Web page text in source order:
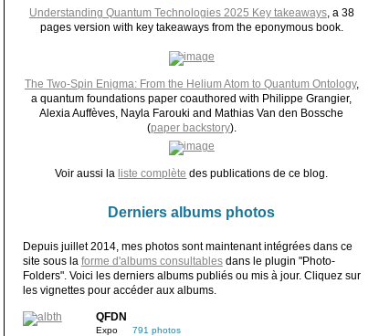
Understanding Quantum Technologies 2025 Key takeaways, a 38
pages version with key takeaways from the eponymous book.
The Two-Spin Enigma: From the Helium Atom to Quantum Ontology,
a quantum foundations paper coauthored with Philippe Grangier,
Alexia Auffèves, Nayla Farouki and Mathias Van den Bossche
(paper backstory).
Voir aussi la liste complète des publications de ce blog.
Derniers albums photos
Depuis juillet 2014, mes photos sont maintenant intégrées dans ce
site sous la forme d'albums consultablesdans le plugin "Photo-
Folders". Voici les derniers albums publiés ou mis à jour. Cliquez sur
les vignettes pour accéder aux albums.
QFDN
Expo 791 photos